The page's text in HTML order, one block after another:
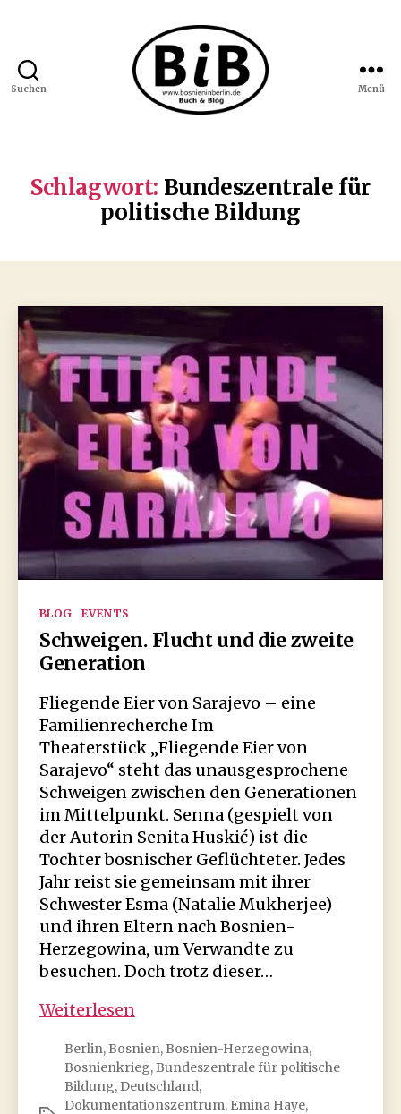
Suchen Menü
Schlagwort: Bundeszentrale für
politische Bildung
Kategorien
BLOG EVENTS
Schweigen. Flucht und die zweite
Generation
Fliegende Eier von Sarajevo – eine
Familienrecherche Im
Theaterstück „Fliegende Eier von
Sarajevo“ steht das unausgesprochene
Schweigen zwischen den Generationen
im Mittelpunkt. Senna (gespielt von
der Autorin Senita Huskić) ist die
Tochter bosnischer Geflüchteter. Jedes
Jahr reist sie gemeinsam mit ihrer
Schwester Еsma (Natalie Mukherjee)
und ihren Eltern nach Bosnien-
Herzegowina, um Verwandte zu
besuchen. Doch trotz dieser…
Weiterlesen
und
die
zweite
Berlin, Bosnien, Bosnien-Herzegowina,
Bosnienkrieg, Bundeszentrale für politische
Bildung, Deutschland,
Dokumentationszentrum, Emina Haye,